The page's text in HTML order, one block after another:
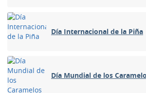
Día Internacional de la Piña
Día Mundial de los